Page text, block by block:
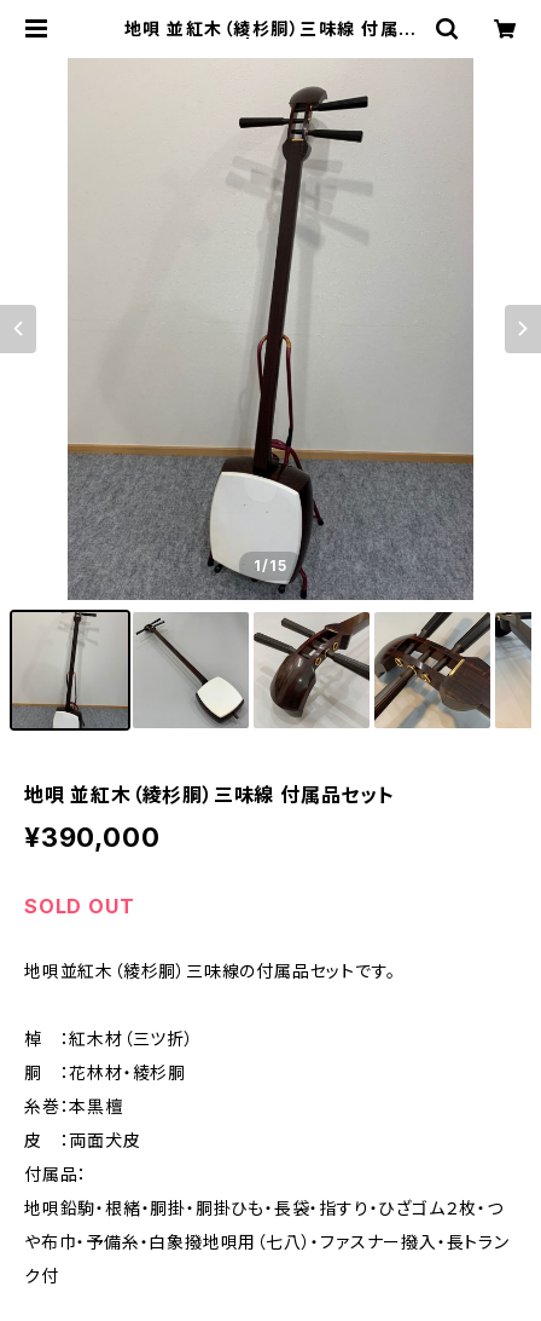
地唄 並紅木（綾杉胴）三味線 付属品
1/15
地唄 並紅木（綾杉胴）三味線 付属品セット
¥390,000
SOLD OUT
地唄並紅木（綾杉胴）三味線の付属品セットです。
棹 ：紅木材（三ツ折）
胴 ：花林材・綾杉胴
糸巻：本黒檀
皮 ：両面犬皮
付属品：
地唄鉛駒・根緒・胴掛・胴掛ひも・長袋・指すり・ひざゴム２枚・つ
や布巾・予備糸・白象撥地唄用（七八）・ファスナー撥入・長トラン
ク付